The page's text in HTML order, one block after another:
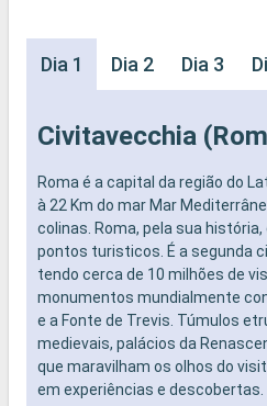
Dia 1 Dia 2 Dia 3
Civitavecchia
Roma é a capital da região do
à 22 Km do mar Mar
colinas. Roma, pela sua
pontos turisticos. É a segunda
tendo cerca de 10 milhões de
monumentos mundialmente
e a Fonte de Trevis. Túmulos
medievais, palácios da
que maravilham os olhos do
em experiências e descobertas.